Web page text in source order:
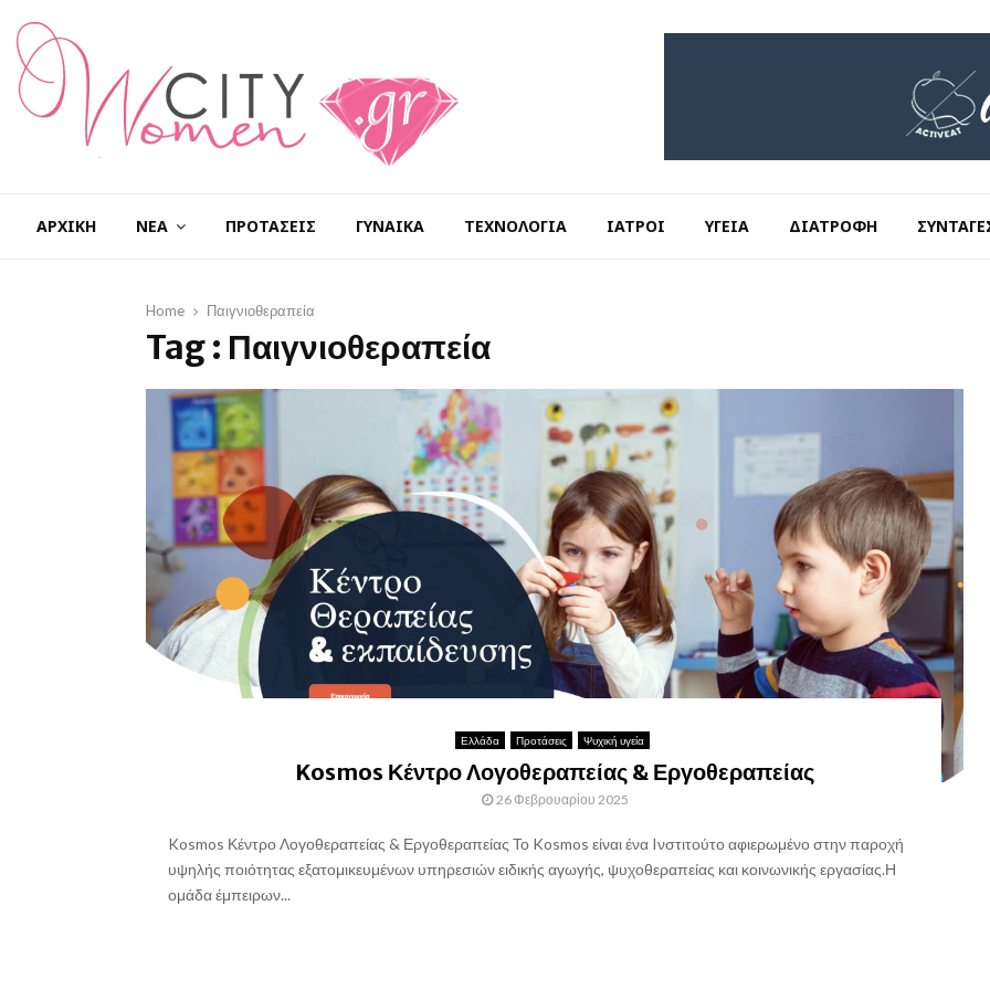
ΑΡΧΙΚΉ ΝΈΑ ΠΡΟΤΆΣΕΙΣ ΓΥΝΑΊΚΑ ΤΕΧΝΟΛΟΓΊΑ ΙΑΤΡΟΊ ΥΓΕΊΑ ΔΙΑΤΡΟΦΉ
Home Παιγνιοθεραπεία
Tag : Παιγνιοθεραπεία
Ελλάδα Προτάσεις Ψυχική υγεία
Kosmos Κέντρο Λογοθεραπείας & Εργοθεραπείας
26 Φεβρουαρίου 2025
Kosmos Κέντρο Λογοθεραπείας & Εργοθεραπείας Το Kosmos είναι ένα Iνστιτούτο αφιερωμένο στην παροχή
υψηλής ποιότητας εξατομικευμένων υπηρεσιών ειδικής αγωγής, ψυχοθεραπείας και κοινωνικής εργασίας.Η
ομάδα έμπειρων...